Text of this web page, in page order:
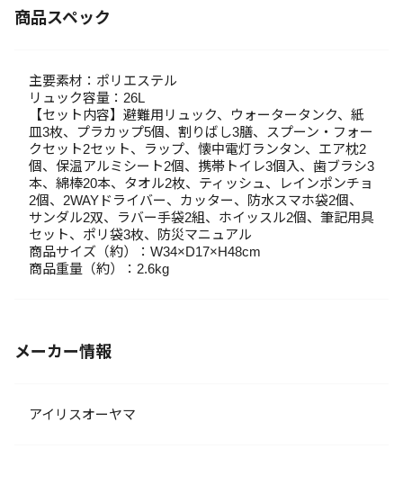
商品スペック
主要素材：ポリエステル
リュック容量：26L
【セット内容】避難用リュック、ウォータータンク、紙
皿3枚、プラカップ5個、割りばし3膳、スプーン・フォー
クセット2セット、ラップ、懐中電灯ランタン、エア枕2
個、保温アルミシート2個、携帯トイレ3個入、歯ブラシ3
本、綿棒20本、タオル2枚、ティッシュ、レインポンチョ
2個、2WAYドライバー、カッター、防水スマホ袋2個、
サンダル2双、ラバー手袋2組、ホイッスル2個、筆記用具
セット、ポリ袋3枚、防災マニュアル
商品サイズ（約）：W34×D17×H48cm
商品重量（約）：2.6kg
メーカー情報
アイリスオーヤマ